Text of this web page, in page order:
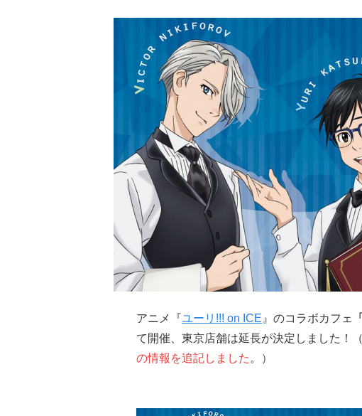
アニメ『ユーリ!!! on ICE 』のコラボカフェ
て開催、東京店舗は延長が決定しました！（
の情報を追記しました 。 ）